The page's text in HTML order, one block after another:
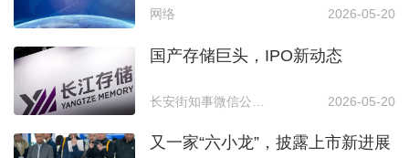
浙江等地热度居前
网络 2026-05-20
国产存储巨头，IPO新动态
2026-05-20
又一家“六小龙”，披露上市新进展